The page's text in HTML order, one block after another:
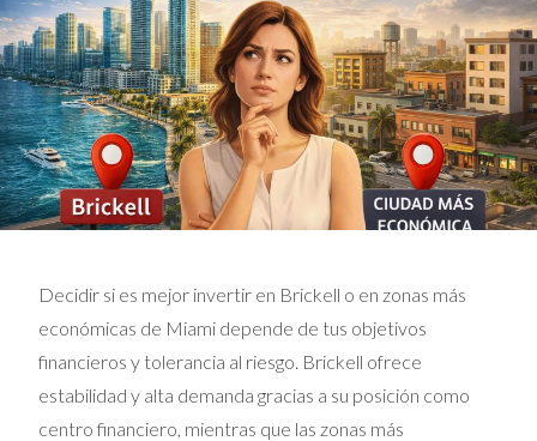
Decidir si es mejor invertir en Brickell o en zonas más
económicas de Miami depende de tus objetivos
financieros y tolerancia al riesgo. Brickell ofrece
estabilidad y alta demanda gracias a su posición como
centro financiero, mientras que las zonas más